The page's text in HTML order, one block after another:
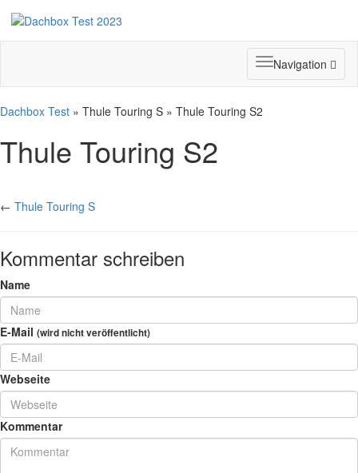
Toggle
navigation
Navigation
Dachbox Test » Thule Touring S » Thule Touring S2
Thule Touring S2
← Thule Touring S
Kommentar schreiben
Name
E-Mail (wird nicht veröffentlicht)
Webseite
Kommentar